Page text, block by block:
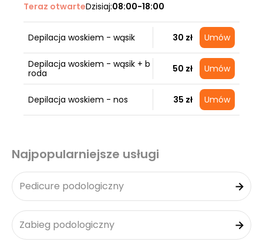
Teraz otwarteDzisiaj:08:00-18:00
Depilacja woskiem - wąsik 30 zł Umów
Depilacja woskiem - wąsik + b
roda
50 zł Umów
Depilacja woskiem - nos 35 zł Umów
Najpopularniejsze usługi
Pedicure podologiczny
Zabieg podologiczny